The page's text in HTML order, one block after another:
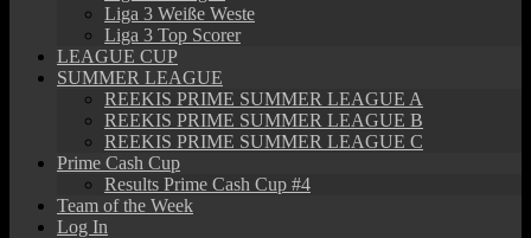
Liga 3 Weiße Weste
Liga 3 Top Scorer
LEAGUE CUP
SUMMER LEAGUE
REEKIS PRIME SUMMER LEAGUE A
REEKIS PRIME SUMMER LEAGUE B
REEKIS PRIME SUMMER LEAGUE C
Prime Cash Cup
Results Prime Cash Cup #4
Team of the Week
Log In